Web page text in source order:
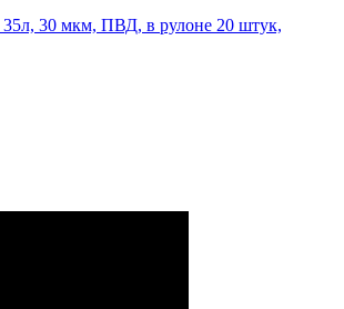
30 мкм, ПВД, в рулоне 20 штук,